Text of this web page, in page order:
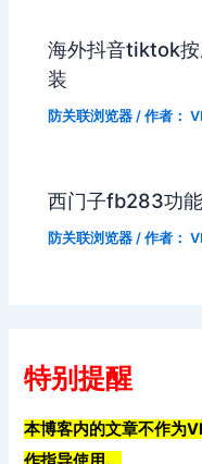
海外抖音tiktok
装
防关联浏览器 / 作者：
西门子fb283功
防关联浏览器 / 作者：
特别提醒
本博客内的文章不作为